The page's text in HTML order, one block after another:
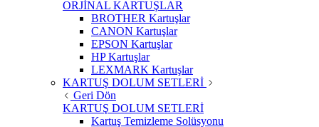
ORJİNAL KARTUŞLAR
BROTHER Kartuşlar
CANON Kartuşlar
EPSON Kartuşlar
HP Kartuşlar
LEXMARK Kartuşlar
KARTUŞ DOLUM SETLERİ
Geri Dön
KARTUŞ DOLUM SETLERİ
Kartuş Temizleme Solüsyonu